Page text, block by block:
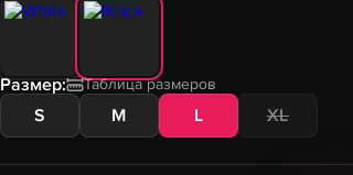
Размер: Таблица размеров
S M L XL